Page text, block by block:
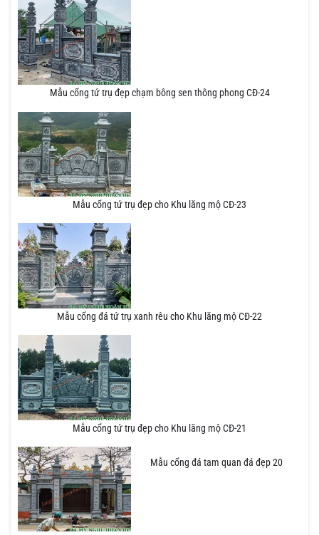
Mẫu cổng tứ trụ đẹp chạm bông sen thông phong CĐ-24
Mẫu cổng tứ trụ đẹp cho Khu lăng mộ CĐ-23
Mẫu cổng đá tứ trụ xanh rêu cho Khu lăng mộ CĐ-22
Mẫu cổng tứ trụ đẹp cho Khu lăng mộ CĐ-21
Mẫu cổng đá tam quan đá đẹp 20